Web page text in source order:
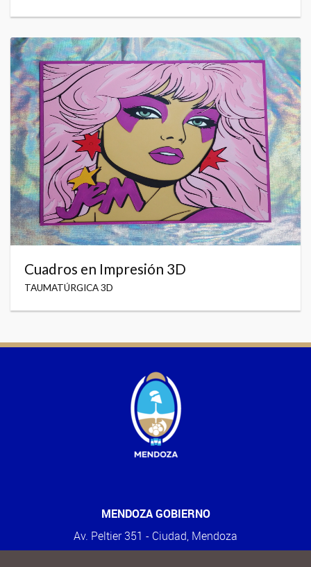
Cuadros en Impresión 3D
TAUMATÚRGICA 3D
MENDOZA GOBIERNO
Av. Peltier 351 - Ciudad, Mendoza